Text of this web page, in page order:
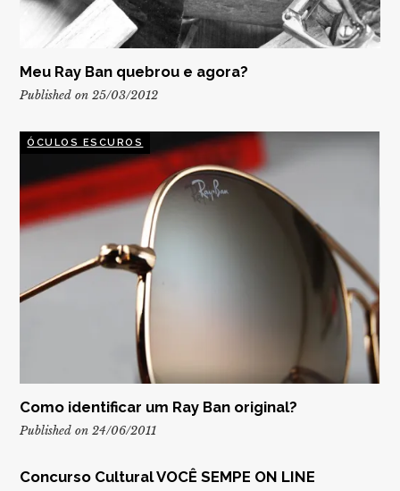
Meu Ray Ban quebrou e agora?
Published on 25/03/2012
ÓCULOS ESCUROS
Como identificar um Ray Ban original?
Published on 24/06/2011
Concurso Cultural VOCÊ SEMPE ON LINE